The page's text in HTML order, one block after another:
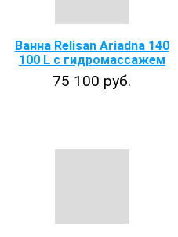
Ванна Relisan Ariadna 140
100 L с гидромассажем
75 100 руб.